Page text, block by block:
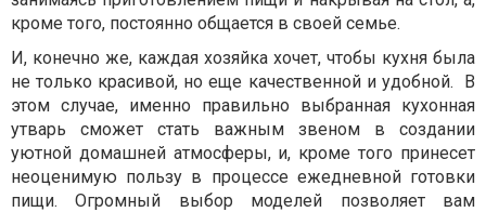
кроме того, постоянно общается в своей семье.
И, конечно же, каждая хозяйка хочет, чтобы кухня была
не только красивой, но еще качественной и удобной. В
этом случае, именно правильно выбранная кухонная
утварь сможет стать важным звеном в создании
уютной домашней атмосферы, и, кроме того принесет
неоценимую пользу в процессе ежедневной готовки
пищи. Огромный выбор моделей позволяет вам